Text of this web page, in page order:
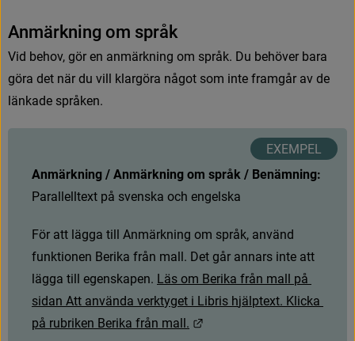
Anmärkning om språ k
Vid behov, gör en anmärkning om språk. Du behöver bara
göra det när du vill klargöra något som inte framgår av de
länkade språken.
Anmärkning / Anmärkning om språk / Benämning:
Parallelltext på svenska och engelska
För att lägga till Anmärkning om språk, använd
funktionen Berika från mall. Det går annars inte att
lägga till egenskapen. Läs om Berika från mall på
sidan Att använda verktyget i Libris hjälptext. Klicka
på rubriken Berika från mall.